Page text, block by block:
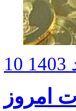
امروز